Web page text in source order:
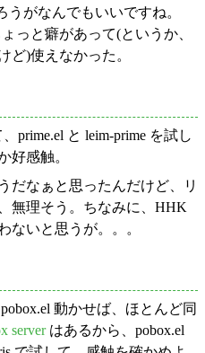
うがなんでもいいですね。
っと癖があって(というか、
ど)使えなかった。
prime.el と leim-prime を試し
好感触。
だなぁと思ったんだけど、リ
無理そう。ちなみに、HHK
ないと思うが。。。
動かせば、ほとんど同
serverはあるから、pobox.el